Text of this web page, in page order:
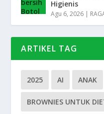
Higienis
Agu 6, 2026 |
ARTIKEL TAG
2025 AI ANAK
BROWNIES UNTUK